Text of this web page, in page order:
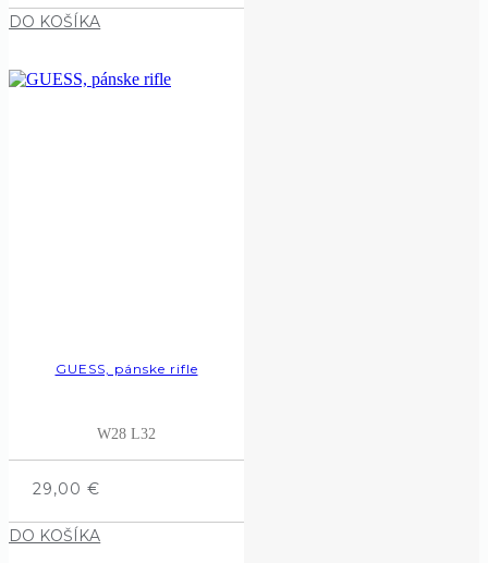
DO KOŠÍKA
GUESS, pánske rifle
W28 L32
29,00 €
DO KOŠÍKA